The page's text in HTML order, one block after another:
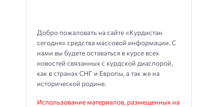
Добро пожаловать на сайте «Курдистан
сегодня» средства массовой информации. С
нами вы будете оставаться в курсе всех
новостей связанных с курдской диаспорой,
как в странах СНГ и Европы, а так же на
исторической родине.
Использование материалов, размещенных на